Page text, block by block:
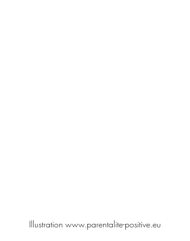
Illustration www.parentalite-positive.eu